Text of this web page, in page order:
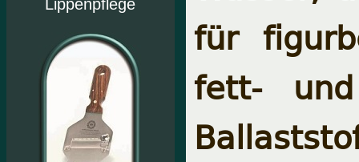
Lippenpflege
für
fett-